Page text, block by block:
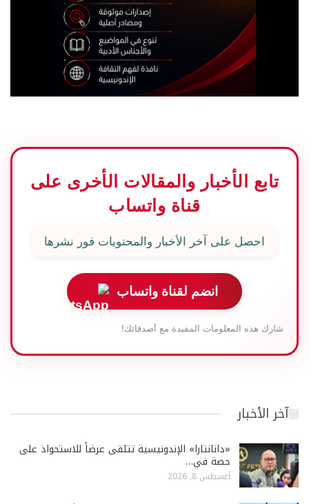
تابع الأخبار والمقالات الأخرى على
قناة واتساب
احصل على آخر الأخبار والمحتويات فور نشرها
انضم لقناة واتساب
شارك هذه المعلومات المفيدة مع أصدقائك!
آخر الأخبار
«دانانتارا» الإندونيسية تتلقى عرضاً للاستحواذ على
حصة في…
أغسطس 8, 2026